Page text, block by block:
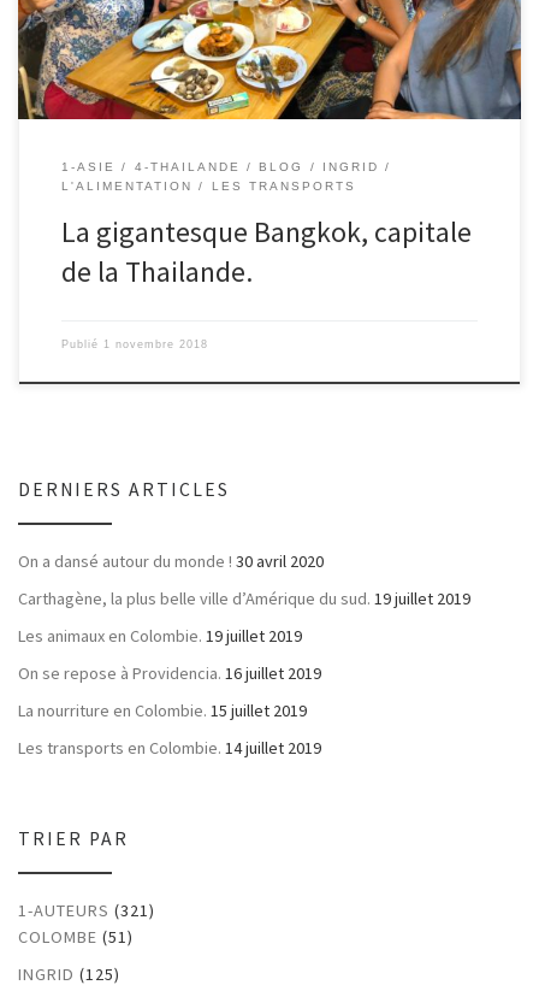
klaxons bruyants. Comme cela avait déjà […]
1-ASIE 4-THAILANDE BLOG
INGRID
L'ALIMENTATION
LES TRANSPORTS
La gigantesque Bangkok, capitale
de la Thailande.
Publié 1 novembre 2018
DERNIERS ARTICLES
On a dansé autour du monde ! 30 avril 2020
Carthagène, la plus belle ville d’Amérique du sud. 19 juillet 2019
Les animaux en Colombie. 19 juillet 2019
On se repose à Providencia. 16 juillet 2019
La nourriture en Colombie. 15 juillet 2019
Les transports en Colombie. 14 juillet 2019
TRIER PAR
1-AUTEURS (321)
COLOMBE (51)
INGRID (125)